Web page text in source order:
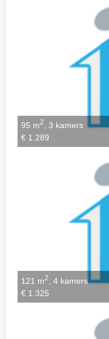
95 m2, 3 kamers
€ 1.289
121 m2
, 4 kamers
€ 1.325